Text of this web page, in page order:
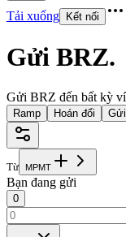
Tải xuống Kết nối
Gửi BRZ.
Gửi BRZ đến bất kỳ
Ramp Hoán đổi Gửi
Từ MPMT
Bạn đang gửi
0